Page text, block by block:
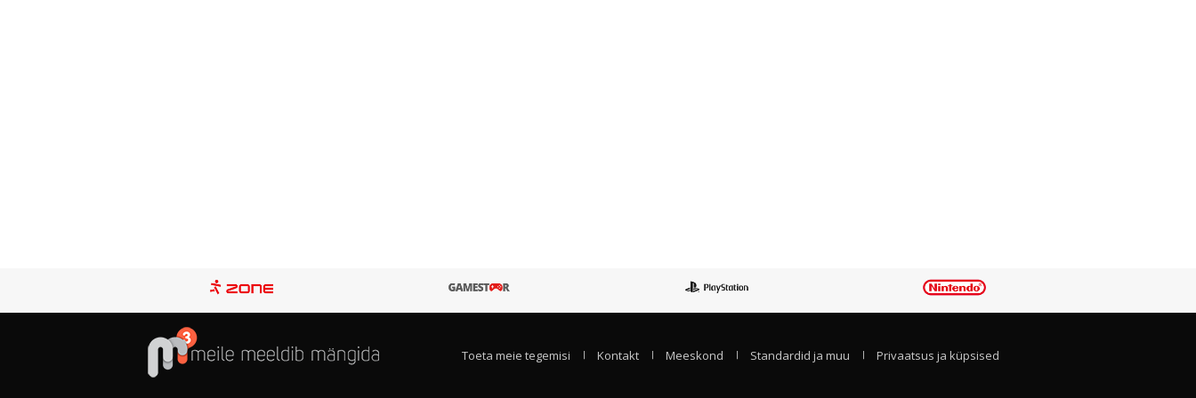
Toeta meie tegemisi Kontakt Meeskond Standardid ja muu Privaatsus ja küpsised